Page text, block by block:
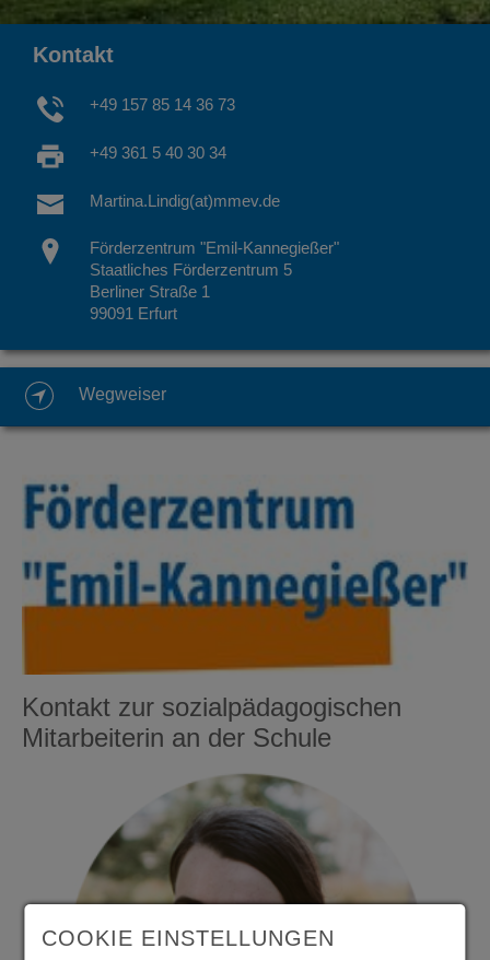
Kontakt
+49 157 85 14 36 73
+49 361 5 40 30 34
Martina.Lindig(at)mmev.de
Förderzentrum "Emil-Kannegießer"
Staatliches Förderzentrum 5
Berliner Straße 1
99091 Erfurt
Wegweiser
Kontakt zur sozialpädagogischen
Mitarbeiterin an der Schule
COOKIE EINSTELLUNGEN